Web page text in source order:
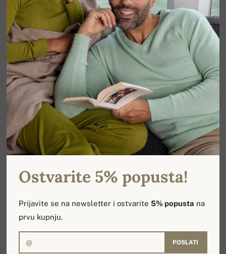
Ostvarite 5% popusta!
Prijavite se na newsletter i ostvarite5% popusta na
prvu kupnju.
POSLATI